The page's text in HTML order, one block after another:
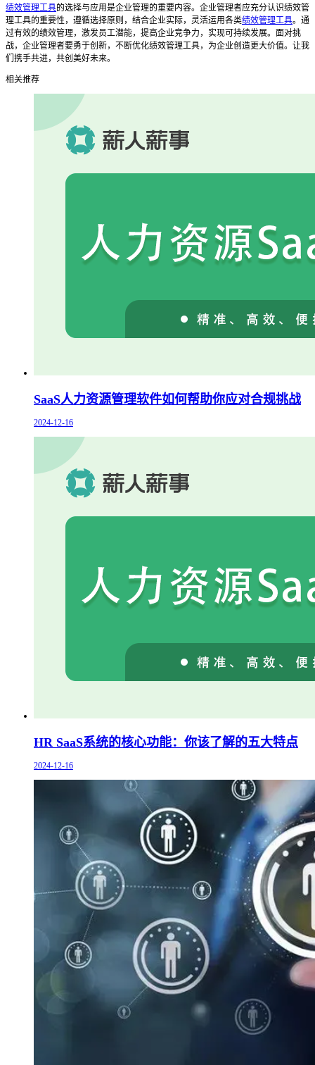
绩效管理工具的选择与应用是企业管理的重要内容。企业管理者应充分认识绩效管
理工具的重要性，遵循选择原则，结合企业实际，灵活运用各类绩效管理工具。通
过有效的绩效管理，激发员工潜能，提高企业竞争力，实现可持续发展。面对挑
战，企业管理者要勇于创新，不断优化绩效管理工具，为企业创造更大价值。让我
们携手共进，共创美好未来。
相关推荐
SaaS人力资源管理软件如何帮助你应对合规挑战
2024-12-16
HR SaaS系统的核心功能：你该了解的五大特点
2024-12-16